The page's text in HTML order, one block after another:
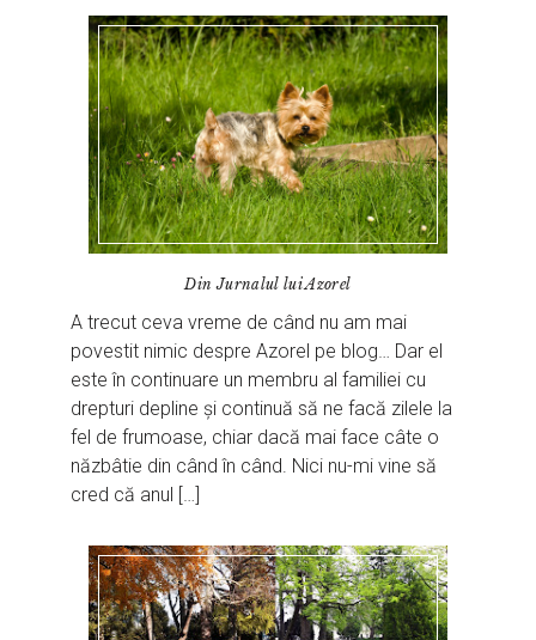
Din Jurnalul lui Azorel
A trecut ceva vreme de când nu am mai
povestit nimic despre Azorel pe blog… Dar el
este în continuare un membru al familiei cu
drepturi depline și continuă să ne facă zilele la
fel de frumoase, chiar dacă mai face câte o
năzbâtie din când în când. Nici nu-mi vine să
cred că anul […]